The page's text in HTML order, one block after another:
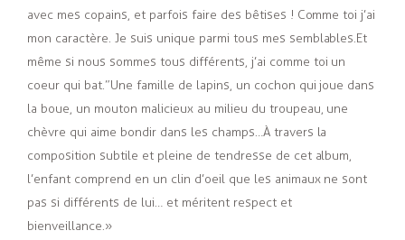
avec mes copains, et parfois faire des bêtises ! Comme toi j’ai
mon caractère. Je suis unique parmi tous mes semblables.Et
même si nous sommes tous différents, j’ai comme toi un
coeur qui bat.”Une famille de lapins, un cochon qui joue dans
la boue, un mouton malicieux au milieu du troupeau, une
chèvre qui aime bondir dans les champs…À travers la
composition subtile et pleine de tendresse de cet album,
l’enfant comprend en un clin d’oeil que les animaux ne sont
pas si différents de lui… et méritent respect et
bienveillance. »